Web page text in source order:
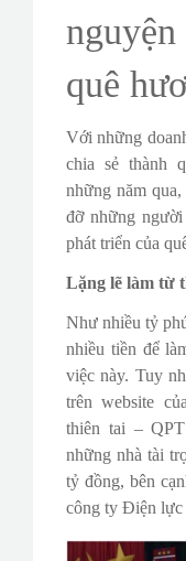
quê
Với những
chia sẻ thành
những năm
đỡ những
phát triển của
Lặng lẽ làm từ
Như nhiều tỷ
nhiều tiền để
việc này. Tuy
trên website
thiên tai –
những nhà tài
tỷ đồng, bên
công ty Điện